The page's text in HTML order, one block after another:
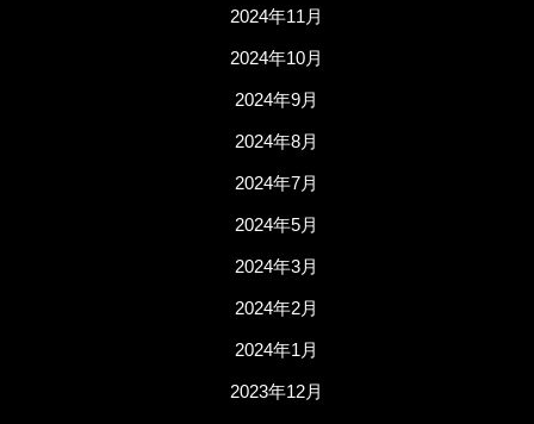
2024年11月
2024年10月
2024年9月
2024年8月
2024年7月
2024年5月
2024年3月
2024年2月
2024年1月
2023年12月